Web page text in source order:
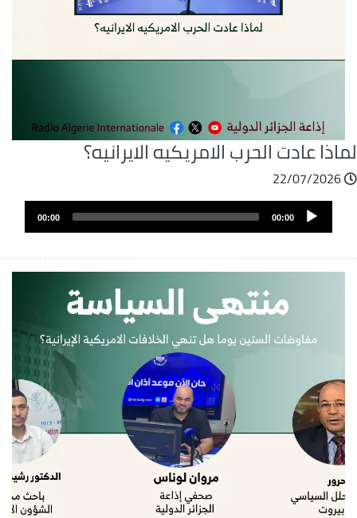
عادت الحرب الامريكيه الايرانيه؟
22/07/2026
ملفAudio
Player
00:00
00:00